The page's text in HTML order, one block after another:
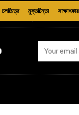
চলচ্চিত্র মুক্তচিন্তা সাক্ষাৎকার